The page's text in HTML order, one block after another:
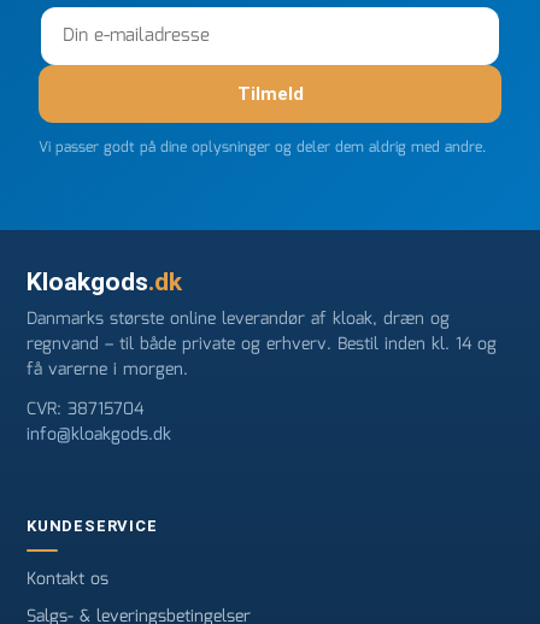
Tilmeld
Vi passer godt på dine oplysninger og deler dem aldrig med andre.
Kloakgods.dk
Danmarks største online leverandør af kloak, dræn og
regnvand – til både private og erhverv. Bestil inden kl. 14 og
få varerne i morgen.
CVR: 38715704
info@kloakgods.dk
KUNDESERVICE
Kontakt os
Salgs- & leveringsbetingelser